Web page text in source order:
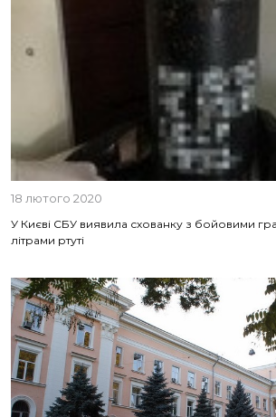
18 лютого 2020
У Києві СБУ виявила схованку з бойовими
літрами ртуті